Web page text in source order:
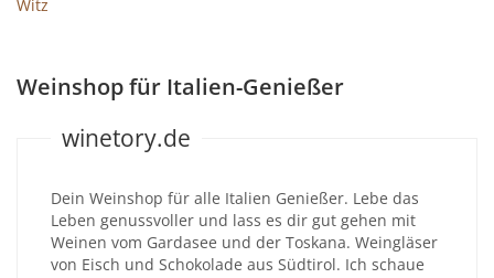
Witz
Weinshop für Italien-Genießer
winetory.de
Dein Weinshop für alle Italien Genießer. Lebe das
Leben genussvoller und lass es dir gut gehen mit
Weinen vom Gardasee und der Toskana. Weingläser
von Eisch und Schokolade aus Südtirol. Ich schaue